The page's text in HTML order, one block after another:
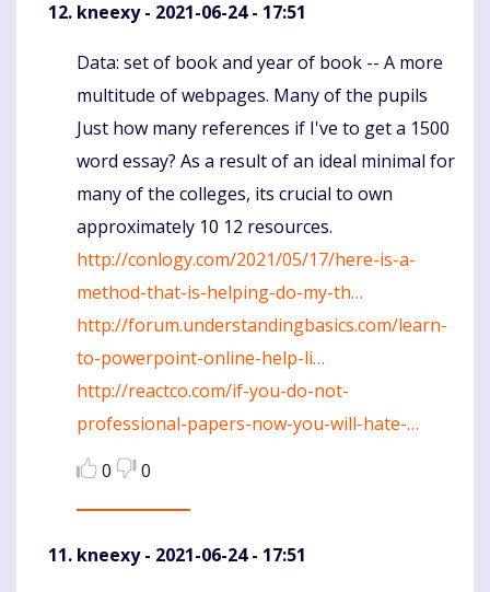
kneexy- 2021-06-24 - 17:51
Komentaras
Data: set of book and year of book -- A more
multitude of webpages. Many of the pupils
Just how many references if I've to get a 1500
word essay? As a result of an ideal minimal for
many of the colleges, its crucial to own
approximately 10 12 resources.
http://conlogy.com/2021/05/17/here-is-a-
method-that-is-helping-do-my-th…
http://forum.understandingbasics.com/learn-
to-powerpoint-online-help-li…
http://reactco.com/if-you-do-not-
professional-papers-now-you-will-hate-…
0
0
kneexy- 2021-06-24 - 17:51